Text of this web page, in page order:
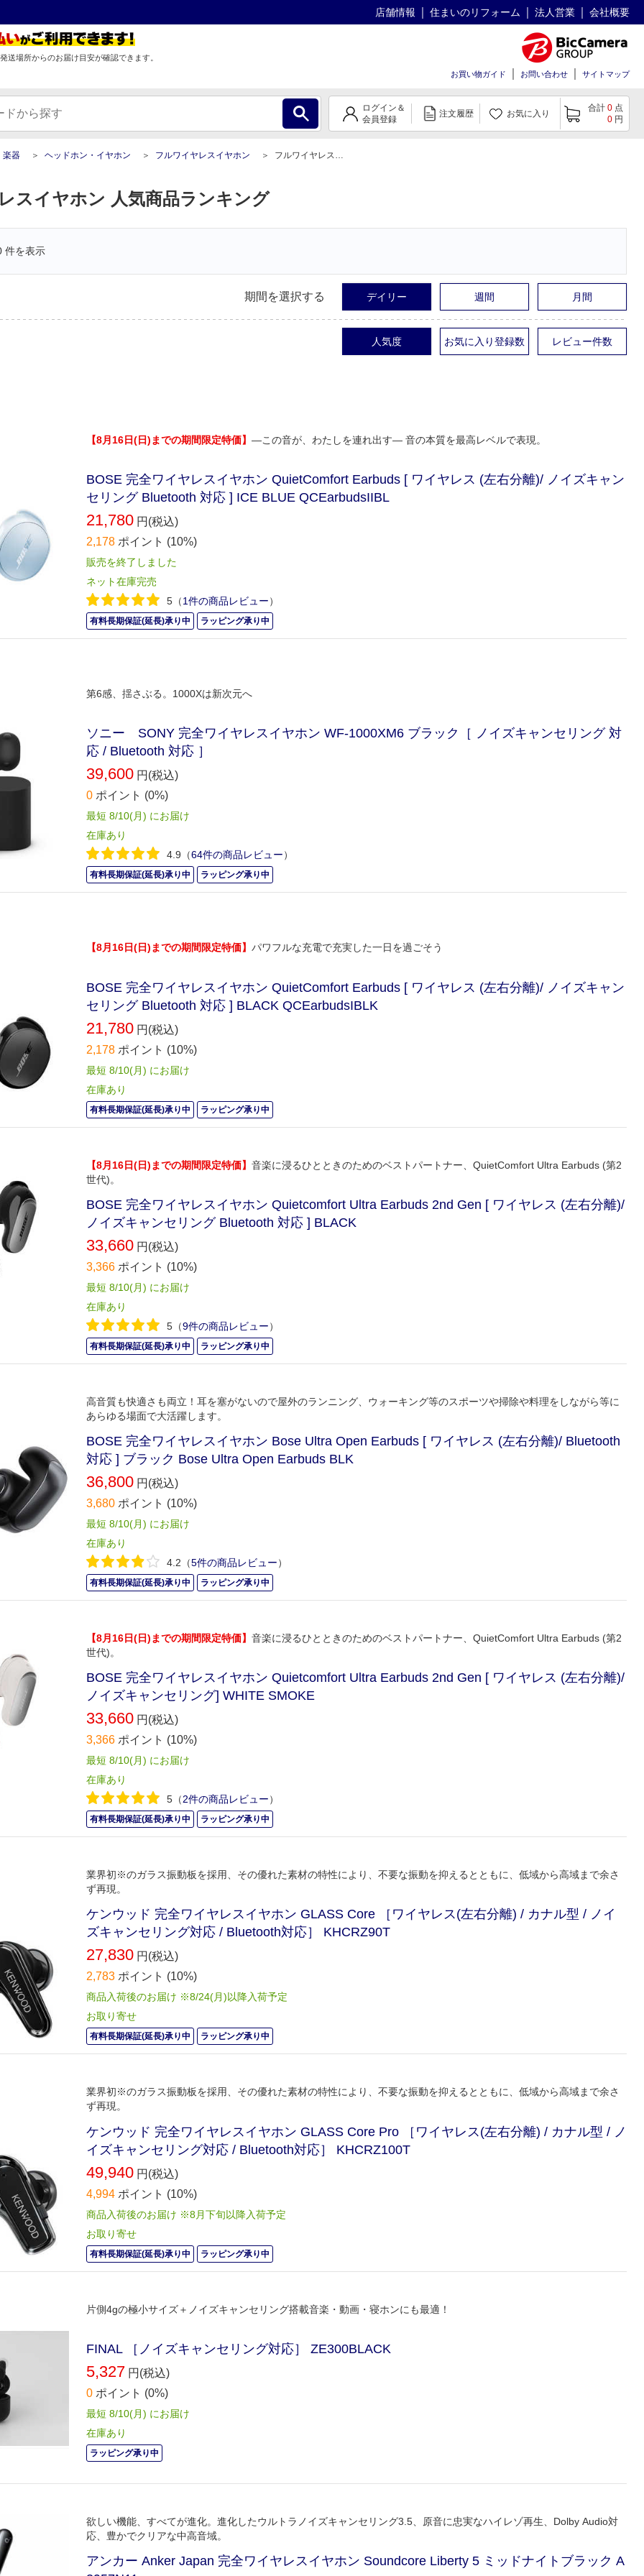
店舗情報 住まいのリフォーム 法人営業 会社概要
送場所からのお届け目安が確認できます。
お買い物ガイド
お問い合わせ サイトマップ
ログイン＆
会員登録
注文履歴 お気に入り
合計 0 点
0 円
楽器 ヘッドホン・イヤホン フルワイヤレスイヤホン フルワイヤレスイヤホン人気商品ランキング
スイヤホン 人気商品ランキング
件を表示
期間を選択する デイリー 週間 月間
人気度 お気に入り登録数 レビュー件数
【8月16日(日)までの期間限定特価】 ―この音が、わたしを連れ出す― 音の本質を最高レベルで表現。
BOSE 完全ワイヤレスイヤホン QuietComfort Earbuds [ ワイヤレス (左右分離)/ ノイズキャン
セリング Bluetooth 対応 ] ICE BLUE QCEarbudsIIBL
21,780 円(税込)
2,178 ポイント (10%)
販売を終了しました
ネット在庫完売
5 （1件の商品レビュー）
有料長期保証(延長)承り中 ラッピング承り中
第6感、揺さぶる。1000Xは新次元へ
ソニー SONY 完全ワイヤレスイヤホン WF-1000XM6 ブラック［ ノイズキャンセリング 対
応 / Bluetooth 対応 ］
39,600 円(税込)
0 ポイント (0%)
最短 8/10(月) にお届け
在庫あり
4.9 （64件の商品レビュー）
有料長期保証(延長)承り中 ラッピング承り中
【8月16日(日)までの期間限定特価】 パワフルな充電で充実した一日を過ごそう
BOSE 完全ワイヤレスイヤホン QuietComfort Earbuds [ ワイヤレス (左右分離)/ ノイズキャン
セリング Bluetooth 対応 ] BLACK QCEarbudsIBLK
21,780 円(税込)
2,178 ポイント (10%)
最短 8/10(月) にお届け
在庫あり
有料長期保証(延長)承り中 ラッピング承り中
【8月16日(日)までの期間限定特価】 音楽に浸るひとときのためのベストパートナー、QuietComfort Ultra Earbuds (第2
世代)。
BOSE 完全ワイヤレスイヤホン Quietcomfort Ultra Earbuds 2nd Gen [ ワイヤレス (左右分離)/
ノイズキャンセリング Bluetooth 対応 ] BLACK
33,660 円(税込)
3,366 ポイント (10%)
最短 8/10(月) にお届け
在庫あり
5 （9件の商品レビュー）
有料長期保証(延長)承り中 ラッピング承り中
高音質も快適さも両立！耳を塞がないので屋外のランニング、ウォーキング等のスポーツや掃除や料理をしながら等に
あらゆる場面で大活躍します。
BOSE 完全ワイヤレスイヤホン Bose Ultra Open Earbuds [ ワイヤレス (左右分離)/ Bluetooth
対応 ] ブラック Bose Ultra Open Earbuds BLK
36,800 円(税込)
3,680 ポイント (10%)
最短 8/10(月) にお届け
在庫あり
4.2 （5件の商品レビュー）
有料長期保証(延長)承り中 ラッピング承り中
【8月16日(日)までの期間限定特価】 音楽に浸るひとときのためのベストパートナー、QuietComfort Ultra Earbuds (第2
世代)。
BOSE 完全ワイヤレスイヤホン Quietcomfort Ultra Earbuds 2nd Gen [ ワイヤレス (左右分離)/
ノイズキャンセリング] WHITE SMOKE
33,660 円(税込)
3,366 ポイント (10%)
最短 8/10(月) にお届け
在庫あり
5 （2件の商品レビュー）
有料長期保証(延長)承り中 ラッピング承り中
業界初※のガラス振動板を採用、その優れた素材の特性により、不要な振動を抑えるとともに、低域から高域まで余さ
ず再現。
ケンウッド 完全ワイヤレスイヤホン GLASS Core ［ワイヤレス(左右分離) / カナル型 / ノイ
ズキャンセリング対応 / Bluetooth対応］ KHCRZ90T
27,830 円(税込)
2,783 ポイント (10%)
商品入荷後のお届け ※8/24(月)以降入荷予定
お取り寄せ
有料長期保証(延長)承り中 ラッピング承り中
業界初※のガラス振動板を採用、その優れた素材の特性により、不要な振動を抑えるとともに、低域から高域まで余さ
ず再現。
ケンウッド 完全ワイヤレスイヤホン GLASS Core Pro ［ワイヤレス(左右分離) / カナル型 / ノ
イズキャンセリング対応 / Bluetooth対応］ KHCRZ100T
49,940 円(税込)
4,994 ポイント (10%)
商品入荷後のお届け ※8月下旬以降入荷予定
お取り寄せ
有料長期保証(延長)承り中 ラッピング承り中
片側4gの極小サイズ＋ノイズキャンセリング搭載音楽・動画・寝ホンにも最適！
FINAL ［ノイズキャンセリング対応］ ZE300BLACK
5,327 円(税込)
0 ポイント (0%)
最短 8/10(月) にお届け
在庫あり
ラッピング承り中
欲しい機能、すべてが進化。進化したウルトラノイズキャンセリング3.5、原音に忠実なハイレゾ再生、Dolby Audio対
応、豊かでクリアな中高音域。
アンカー Anker Japan 完全ワイヤレスイヤホン Soundcore Liberty 5 ミッドナイトブラック A